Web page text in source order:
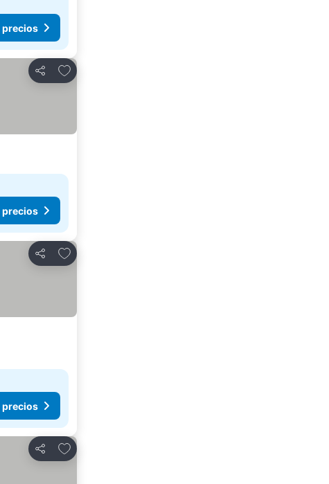
precios
Compartir
Agregar a favoritos
precios
Compartir
Agregar a favoritos
precios
Compartir
Agregar a favoritos